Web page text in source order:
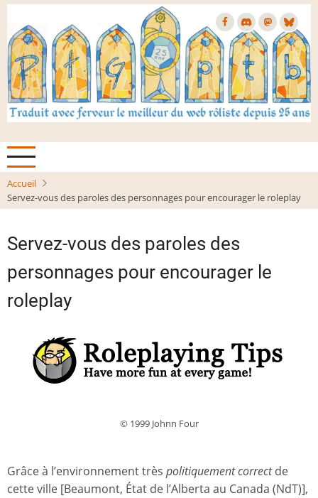
Aller
contenu
principal
Accueil
Servez-vous des paroles des personnages pour encourager le roleplay
Servez-vous des paroles des
personnages pour encourager le
roleplay
© 1999 Johnn Four
Grâce à l’environnement très politiquement correctde
cette ville [Beaumont, État de l’Alberta au Canada (NdT)],